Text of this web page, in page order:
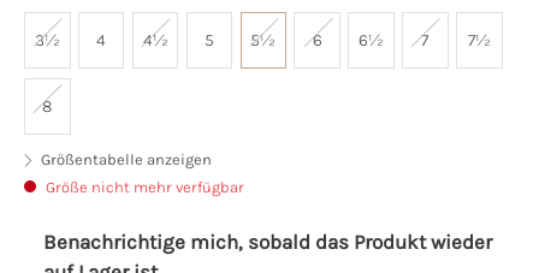
3½ 4 4½ 5 5½ 6 6½ 7 7½
8
Größentabelle anzeigen
Größe nicht mehr verfügbar
Benachrichtige mich, sobald das Produkt wieder